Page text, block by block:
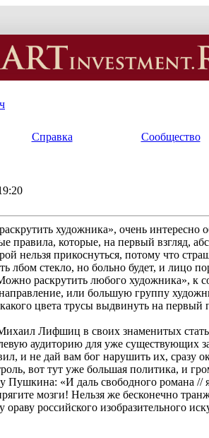
Справка Сообщество
художника», очень интересно
правила, которые, на первый взгляд,
нельзя прикоснуться, потому что
лбом стекло, но больно будет, и лицо
раскрутить любого художника», к
или большую группу
цвета трусы выдвинуть на
Лифшиц в своих знаменитых
аудиторию для уже существующих
и не дай вам бог нарушить их, сразу
вот тут уже большая политика, и
Пушкина: «И даль свободного романа //
мозги! Нельзя же бесконечно
ораву российского изобразительного